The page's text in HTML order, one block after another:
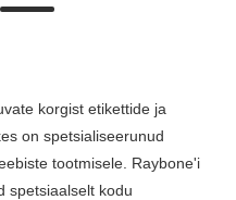
korgist etikettide ja
on spetsialiseerunud
tootmisele. Raybone'i
spetsiaalselt kodu